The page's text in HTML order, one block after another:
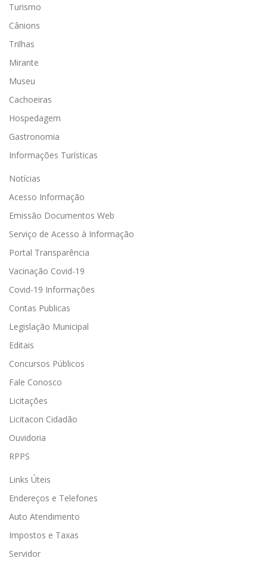
Turismo
Cânions
Trilhas
Mirante
Museu
Cachoeiras
Hospedagem
Gastronomia
Informações Turísticas
Notícias
Acesso Informação
Emissão Documentos Web
Serviço de Acesso à Informação
Portal Transparência
Vacinação Covid-19
Covid-19 Informações
Contas Publicas
Legislação Municipal
Editais
Concursos Públicos
Fale Conosco
Licitações
Licitacon Cidadão
Ouvidoria
RPPS
Links Úteis
Endereços e Telefones
Auto Atendimento
Impostos e Taxas
Servidor